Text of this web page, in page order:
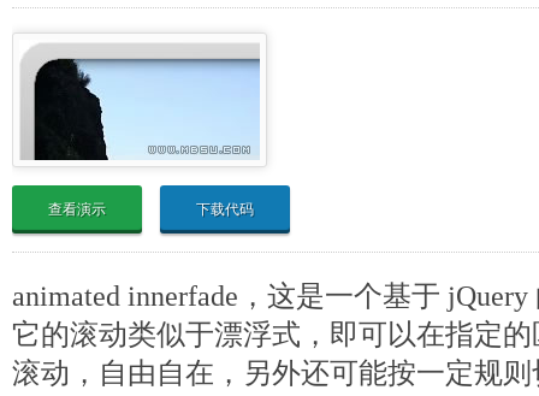
查看演示 下载代码
animated innerfade，这是一个基于
它的滚动类似于漂浮式，即可以在指定
滚动，自由自在，另外还可能按一定规